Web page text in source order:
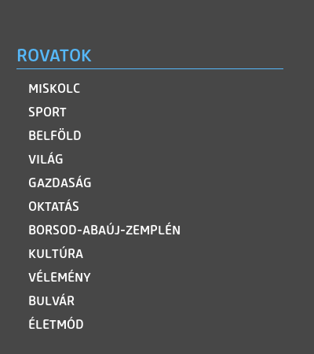
ROVATOK
MISKOLC
SPORT
BELFÖLD
VILÁG
GAZDASÁG
OKTATÁS
BORSOD-ABAÚJ-ZEMPLÉN
KULTÚRA
VÉLEMÉNY
BULVÁR
ÉLETMÓD